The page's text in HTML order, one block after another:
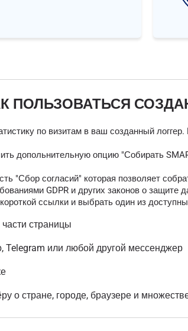
ПОЛЬЗОВАТЬСЯ
по визитам в ваш созданный
допольнительную опцию "Собирать
"Сбор согласий" которая позволяет
GDPR и других законов о защите
ссылки и выбрать один из
страницы
Telegram или любой другой мессенджер
о стране, городе, браузере и